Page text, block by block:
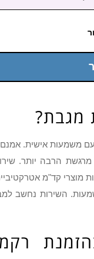
מגבת?
משמעות אישית.
הרבה יותר.
מוצרי קד"מ
השירות נחשב